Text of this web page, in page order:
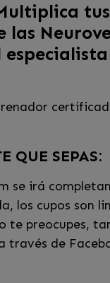
las
QUE SEPAS:
se irá
los cupos son
te preocupes,
través de